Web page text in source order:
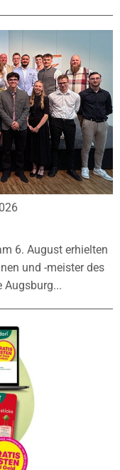
6. August erhielten
und -meister des
Augsburg...